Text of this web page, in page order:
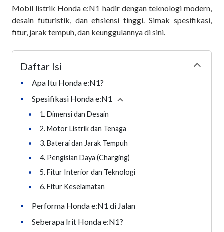
Mobil listrik Honda e:N1 hadir dengan teknologi modern,
desain futuristik, dan efisiensi tinggi. Simak spesifikasi,
fitur, jarak tempuh, dan keunggulannya di sini.
Daftar Isi
•
Apa Itu Honda e:N1?
• Spesifikasi Honda e:N1 Collapse
•
1. Dimensi dan Desain
•
2. Motor Listrik dan Tenaga
•
3. Baterai dan Jarak Tempuh
•
4. Pengisian Daya (Charging)
•
5. Fitur Interior dan Teknologi
•
6. Fitur Keselamatan
• Performa Honda e:N1 di Jalan
• Seberapa Irit Honda e:N1?